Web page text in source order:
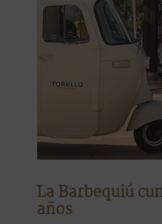
La Barbequiú
años